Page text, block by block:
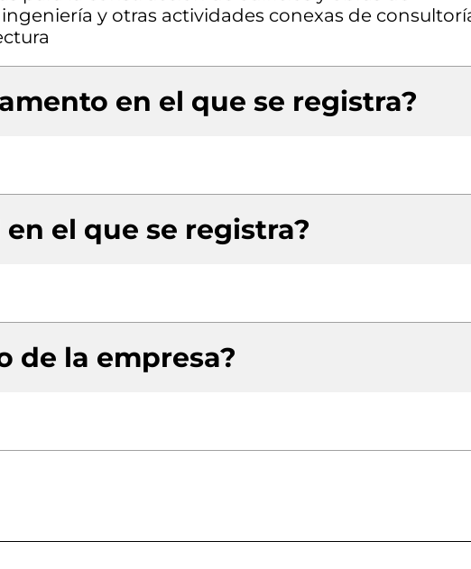
y otras actividades conexas de
en el que se registra?
el que se registra?
de la empresa?